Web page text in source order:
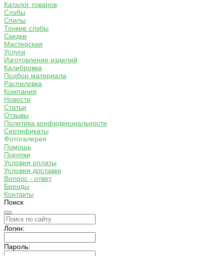
Каталог товаров
Слэбы
Спилы
Тонкие слэбы
Скидки
Мастерская
Услуги
Изготовление изделий
Калибровка
Подбор материала
Распиловка
Компания
Новости
Статьи
Отзывы
Политика конфиденциальности
Сертификаты
Фотогалерея
Помощь
Покупки
Условия оплаты
Условия доставки
Вопрос - ответ
Бренды
Контакты
Поиск
Логин:
Пароль: